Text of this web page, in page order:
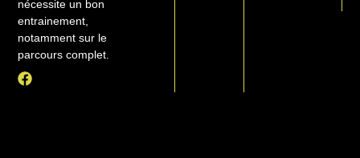
nécessite un bon
entrainement,
notamment sur le
parcours complet.
F
a